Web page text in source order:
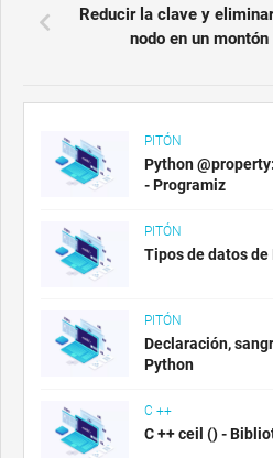
Reducir la clave y
nodo en un
PITÓN
Python
- Programiz
PITÓN
Tipos de datos de
PITÓN
Declaración,
Python
C ++
C ++ ceil () -